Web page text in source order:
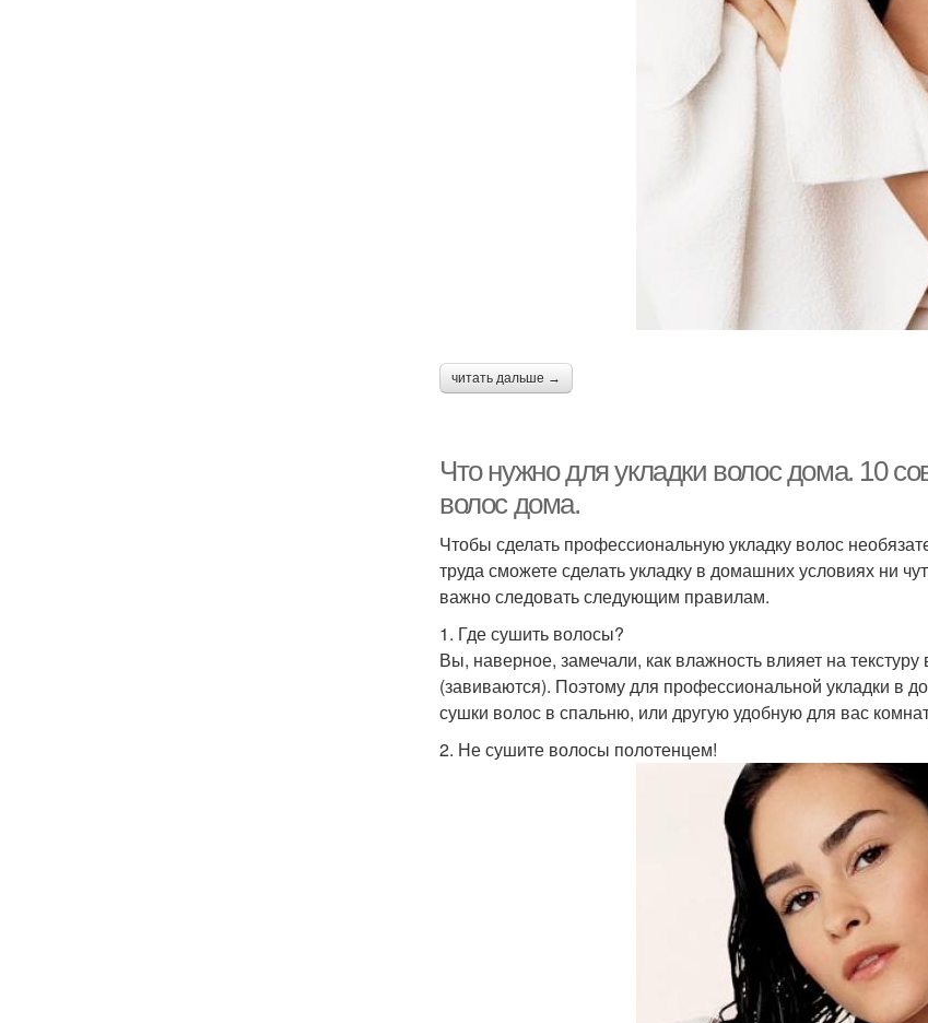
читать дальше →
Что нужно для укладки волос дома. 10
волос дома.
Чтобы сделать профессиональную укладку волос
труда сможете сделать укладку в домашних условиях ни
важно следовать следующим правилам.
1. Где сушить волосы?
Вы, наверное, замечали, как влажность влияет на
(завиваются). Поэтому для профессиональной укладки в
сушки волос в спальню, или другую удобную для вас
2. Не сушите волосы полотенцем!